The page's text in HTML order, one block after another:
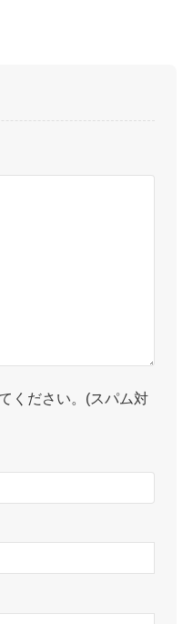
ください。(スパム対